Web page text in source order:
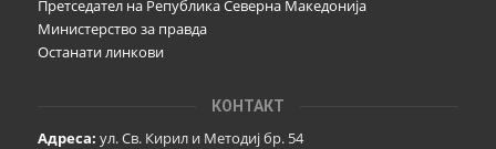
Претседател на Република Северна Македонија
Министерство за правда
Останати линкови
КОНТАКТ
Адреса: ул. Св. Кирил и Методиј бр. 54